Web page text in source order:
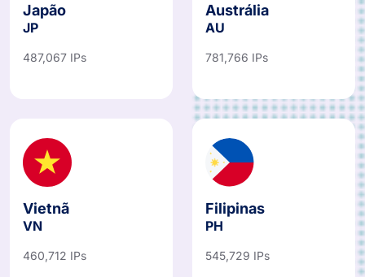
Japão
JP
487,067 IPs
Austrália
AU
781,766 IPs
Vietnã
VN
460,712 IPs
Filipinas
PH
545,729 IPs